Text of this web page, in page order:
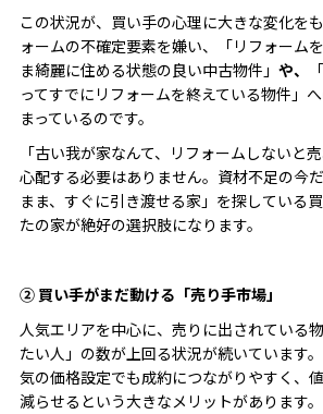
この状況が、買い手の心理に大きな変化を
ォームの不確定要素を嫌い、「リフォーム
ま綺麗に住める状態の良い中古物件」 や、
ってすでにリフォームを終えている物件」
まっているのです。
「古い我が家なんて、リフォームしないと
心配する必要はありません。資材不足の今
まま、すぐに引き渡せる家」を探している
たの家が絶好の選択肢になります。
② 買い手がまだ動ける「売り手市場」
人気エリアを中心に、売りに出されている
たい人」の数が上回る状況が続いています
気の価格設定でも成約につながりやすく、
減らせるという大きなメリットがあります。